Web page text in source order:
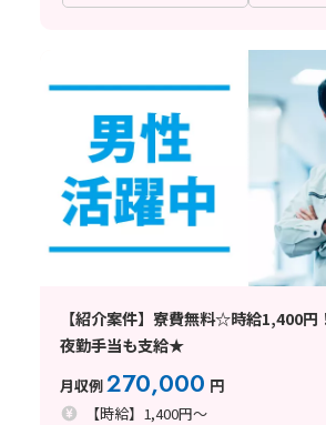
【紹介案件】寮費無料☆時給1,400
夜勤手当も支給★
月収例270,000 円
【時給】1,400円～